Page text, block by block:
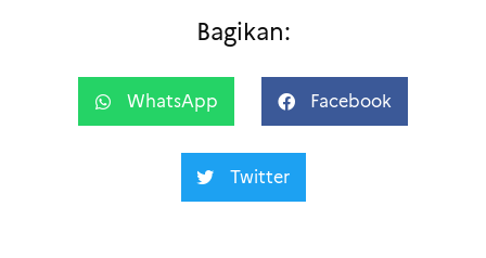
Bagikan:
WhatsApp Facebook
Twitter